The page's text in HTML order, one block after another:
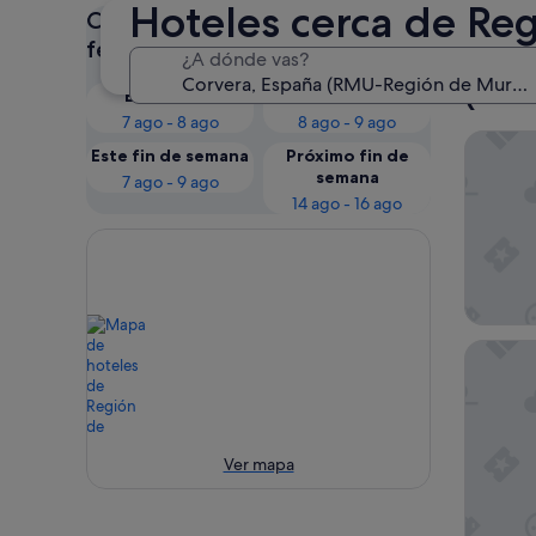
Hoteles cerca de
¿A dónde vas?
Consulta los precios para estas
fechas
Esta noche
7 ago - 8 ago
Mañana
8 ago - 9 ago
Este fin de semana
7 ago - 9 ago
Próximo fin de
semana
14 ago - 16 ago
Ver mapa